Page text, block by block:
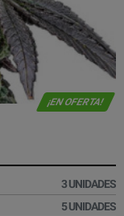
¡EN OFERTA!
3 UNIDADES
5 UNIDADES